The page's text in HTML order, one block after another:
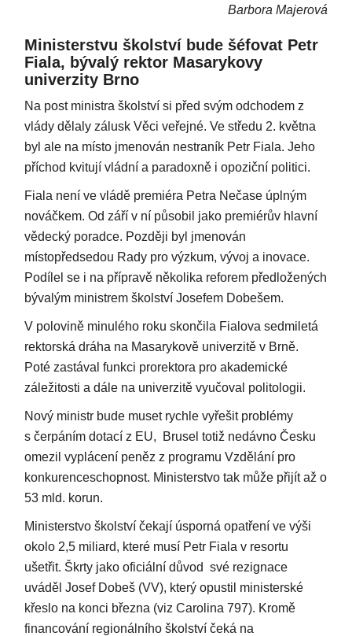
Barbora Majerová
Ministerstvu školství bude šéfovat Petr
Fiala, bývalý rektor Masarykovy
univerzity Brno
Na post ministra školství si před svým odchodem z
vlády dělaly zálusk Věci veřejné. Ve středu 2. května
byl ale na místo jmenován nestraník Petr Fiala. Jeho
příchod kvitují vládní a paradoxně i opoziční politici.
Fiala není ve vládě premiéra Petra Nečase úplným
nováčkem. Od září v ní působil jako premiérův hlavní
vědecký poradce. Později byl jmenován
místopředsedou Rady pro výzkum, vývoj a inovace.
Podílel se i na přípravě několika reforem předložených
bývalým ministrem školství Josefem Dobešem.
V polovině minulého roku skončila Fialova sedmiletá
rektorská dráha na Masarykově univerzitě v Brně.
Poté zastával funkci prorektora pro akademické
záležitosti a dále na univerzitě vyučoval politologii.
Nový ministr bude muset rychle vyřešit problémy
s čerpáním dotací z EU, Brusel totiž nedávno Česku
omezil vyplácení peněz z programu Vzdělání pro
konkurenceschopnost. Ministerstvo tak může přijít až o
53 mld. korun.
Ministerstvo školství čekají úsporná opatření ve výši
okolo 2,5 miliard, které musí Petr Fiala v resortu
ušetřit. Škrty jako oficiální důvod své rezignace
uváděl Josef Dobeš (VV), který opustil ministerské
křeslo na konci března (viz Carolina 797). Kromě
financování regionálního školství čeká na